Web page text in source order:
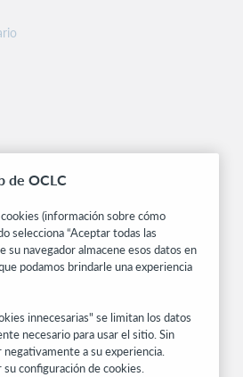
de los productos, estudios de
más – directo a su bandeja de
de OCLC
(información sobre cómo
selecciona “Aceptar todas las
su navegador almacene esos datos en
podamos brindarle una experiencia
innecesarias" se limitan los datos
necesario para usar el sitio. Sin
a su experiencia.
configuración de cookies.